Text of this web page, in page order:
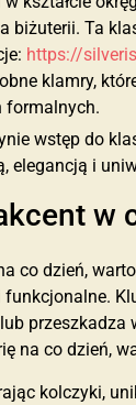
biżuterii. Ta
https://
klamry,
formalnych.
wstęp do
elegancją i
w
co dzień,
funkcjonalne.
przeszkadza
na co dzień,
kolczyki,